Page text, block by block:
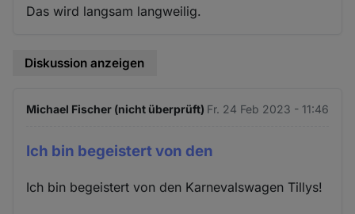
Das wird langsam langweilig.
Diskussion anzeigen
Michael Fischer (nicht überprüft) Fr. 24 Feb 2023 - 11:46
Ich bin begeistert von den
Ich bin begeistert von den Karnevalswagen Tillys!